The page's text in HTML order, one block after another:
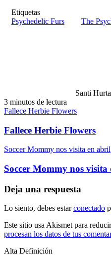
Etiquetas
Psychedelic Furs
The
Santi
3 minutos de lectura
Fallece Herbie Flowers
Fallece Herbie Flowers
Soccer Mommy nos visita en abril
Soccer Mommy nos visita
Deja una respuesta
Lo siento, debes estarconectado
Este sitio usa Akismet para
procesan los datos de tus
Alta Definición